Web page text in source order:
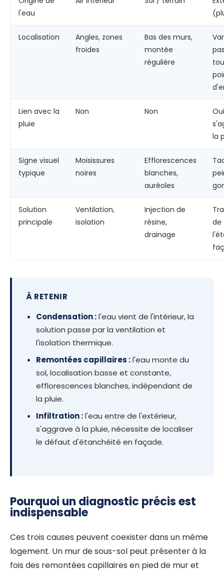
l'eau
Localisation
Angles, zones
froides
Bas des murs,
montée
régulière
Lien avec la
pluie
Non Non
la
Signe visuel
typique
Moisissures
noires
Efflorescences
blanches,
auréoles
Solution
principale
Ventilation,
isolation
Injection de
résine,
drainage
de
À RETENIR
Condensation :l'eau vient de l'intérieur, la
solution passe par la ventilation et
l'isolation thermique.
Remontées capillaires :l'eau monte du
sol, localisation basse et constante,
efflorescences blanches, indépendant de
la pluie.
Infiltration :l'eau entre de l'extérieur,
s'aggrave à la pluie, nécessite de localiser
le défaut d'étanchéité en façade.
Pourquoi un diagnostic précis est
indispensable
Ces trois causes peuvent coexister dans un même
logement. Un mur de sous-sol peut présenter à la
fois des remontées capillaires en pied de mur et